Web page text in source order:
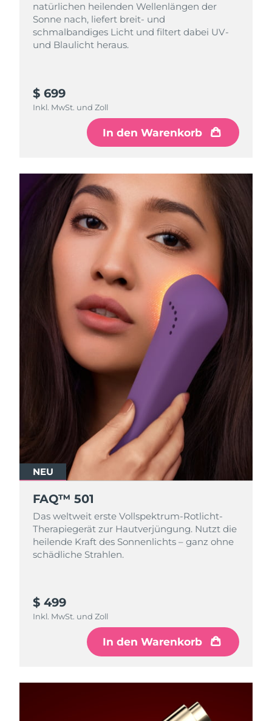
natürlichen heilenden Wellenlängen der
Sonne nach, liefert breit- und
schmalbandiges Licht und filtert dabei UV-
und Blaulicht heraus.
$ 699
Inkl. MwSt. und Zoll
In den Warenkorb
NEU
FAQ™ 501
Das weltweit erste Vollspektrum-Rotlicht-
Therapiegerät zur Hautverjüngung. Nutzt die
heilende Kraft des Sonnenlichts – ganz ohne
schädliche Strahlen.
$ 499
Inkl. MwSt. und Zoll
In den Warenkorb